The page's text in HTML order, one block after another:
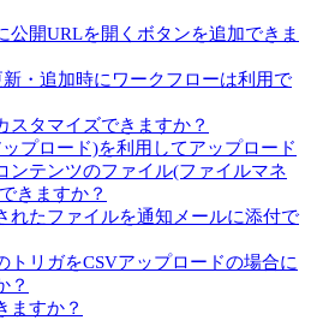
公開URLを開くボタンを追加できま
・追加時にワークフローは利用で
スタマイズできますか？
プロード)を利用してアップロード
ンテンツのファイル(ファイルマネ
きますか？
れたファイルを通知メールに添付で
トリガをCSVアップロードの場合に
？
ますか？